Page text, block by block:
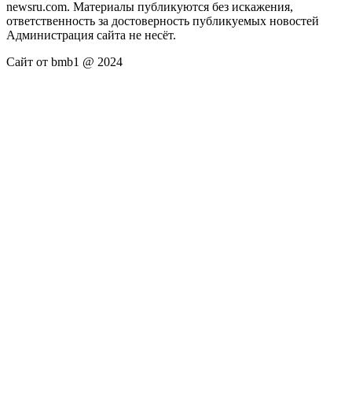
newsru.com. Материалы публикуются без искажения,
ответственность за достоверность публикуемых новостей
Администрация сайта не несёт.
Сайт от bmb1 @ 2024